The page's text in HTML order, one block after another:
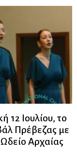
12 Ιουλίου, το
Πρέβεζας με
Αρχαίας